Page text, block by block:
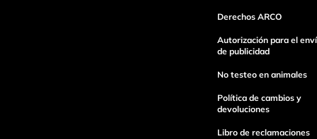
Derechos ARCO
Autorización para el
de publicidad
No testeo en animales
Política de cambios y
devoluciones
Libro de reclamaciones